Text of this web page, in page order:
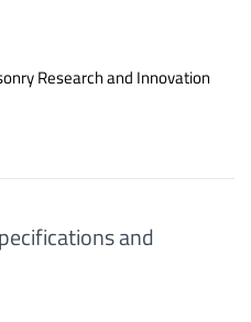
Research and Innovation
and